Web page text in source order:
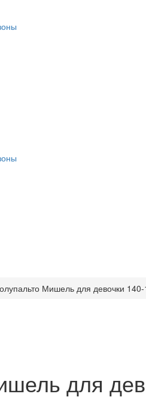
Мишель для девочки 140-
для